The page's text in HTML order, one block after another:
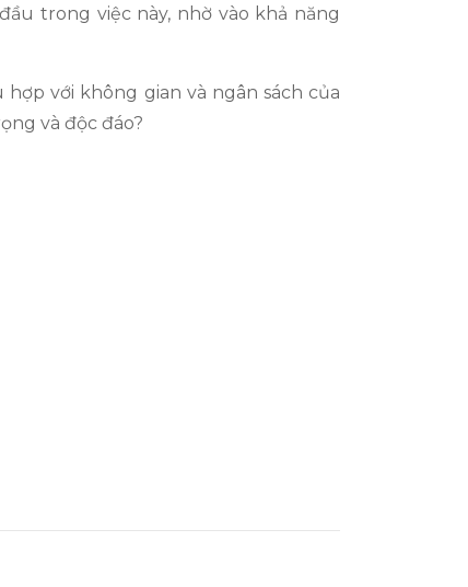
trong việc này, nhờ vào khả năng
với không gian và ngân sách của
và độc đáo?